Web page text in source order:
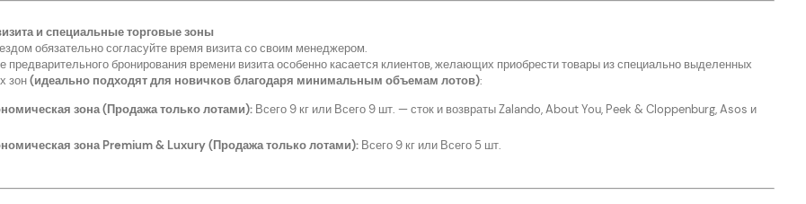
и специальные торговые зоны
обязательно согласуйте время визита со своим менеджером.
предварительного бронирования времени визита особенно касается клиентов, желающих приобрести товары из специально выделенных
зон(идеально подходят для новичков благодаря минимальным объемам лотов):
зона (Продажа только лотами):Всего 9 кг или Всего 9 шт. — сток и возвраты Zalando, About You, Peek & Cloppenburg, Asos и
зона Premium & Luxury (Продажа только лотами):Всего 9 кг или Всего 5 шт.